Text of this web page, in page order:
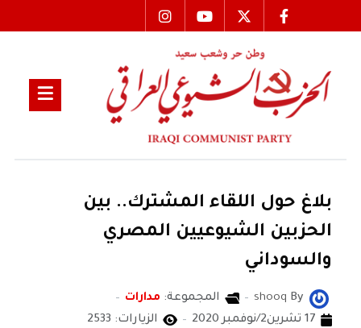
بلاغ حول اللقاء المشترك.. بين
الحزبين الشيوعيين المصري
والسوداني
By
shooq المجموعة: مدارات
17 تشرين2/نوفمبر 2020
الزيارات: 2533